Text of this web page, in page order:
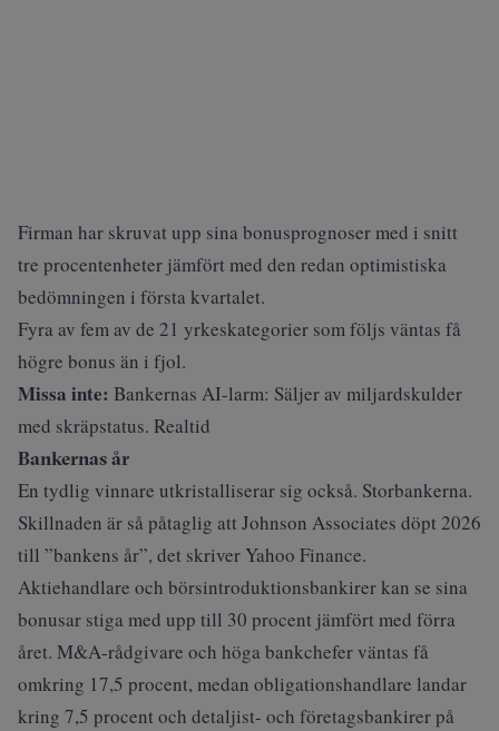
Firman har skruvat upp sina bonusprognoser med i snitt
tre procentenheter jämfört med den redan optimistiska
bedömningen i första kvartalet.
Fyra av fem av de 21 yrkeskategorier som följs väntas få
högre bonus än i fjol.
Missa inte: Bankernas AI-larm: Säljer av miljardskulder
med skräpstatus. Realtid
Bankernas år
En tydlig vinnare utkristalliserar sig också. Storbankerna.
Skillnaden är så påtaglig att Johnson Associates döpt 2026
till ”bankens år”, det skriverYahoo Finance.
Aktiehandlare och börsintroduktionsbankirer kan se sina
bonusar stiga med upp till 30 procent jämfört med förra
året. M&A-rådgivare och höga bankchefer väntas få
omkring 17,5 procent, medan obligationshandlare landar
kring 7,5 procent och detaljist- och företagsbankirer på